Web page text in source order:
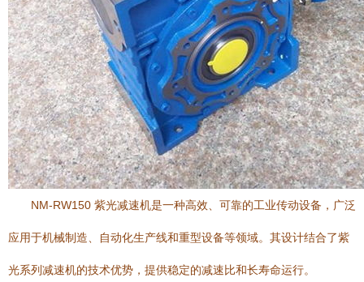
NM-RW150 紫光减速机是一种高效、可靠的工业传动设备，广泛
应用于机械制造、自动化生产线和重型设备等领域。其设计结合了紫
光系列减速机的技术优势，提供稳定的减速比和长寿命运行。